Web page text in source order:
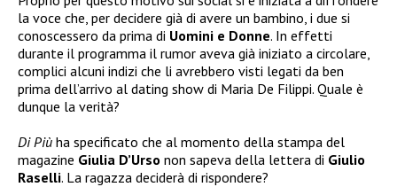
la voce che, per decidere già di avere un bambino, i due si
conoscessero da prima di Uomini e Donne. In effetti
durante il programma il rumor aveva già iniziato a circolare,
complici alcuni indizi che li avrebbero visti legati da ben
prima dell’arrivo al dating show di Maria De Filippi. Quale è
dunque la verità?
Di Più ha specificato che al momento della stampa del
magazine Giulia D’Urso non sapeva della lettera di Giulio
Raselli. La ragazza deciderà di rispondere?